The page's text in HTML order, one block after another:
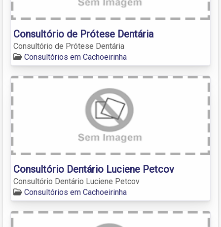
Consultório de Prótese Dentária
Consultório de Prótese Dentária
Consultórios em Cachoeirinha
Consultório Dentário Luciene Petcov
Consultório Dentário Luciene Petcov
Consultórios em Cachoeirinha